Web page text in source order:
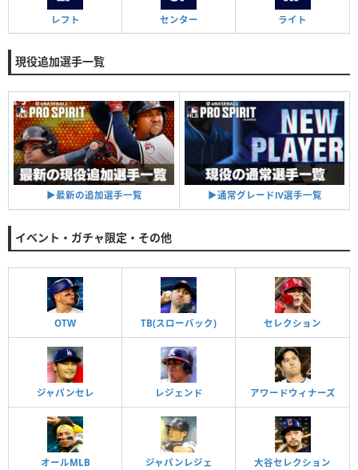
レフト センター ライト
現役追加選手一覧
▶︎最新の追加選手一覧 ▶︎通常グレードⅣ選手一覧
イベント・ガチャ限定・その他
OTW TB(スローバック) セレクション
ジャパンセレ レジェンド アワードウィナーズ
オールMLB ジャパンレジェ 大谷セレクション